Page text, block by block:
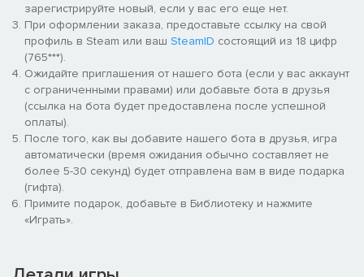
＊Game Features＊
Simple classic RPG
Easy gameplay without fighting
Watch the story of evil spirits
Includes some voice acting and sound effects
зарегистрируйте новый, если у вас его еще нет.
При оформлении заказа, предоставьте ссылку на свой
профиль в Steam или ваш SteamID состоящий из 18 цифр
(765***).
Ожидайте приглашения от нашего бота (если у вас аккаунт
с ограниченными правами) или добавьте бота в друзья
(ссылка на бота будет предоставлена после успешной
оплаты).
После того, как вы добавите нашего бота в друзья, игра
автоматически (время ожидания обычно составляет не
более 5-30 секунд) будет отправлена вам в виде подарка
(гифта).
Примите подарок, добавьте в Библиотеку и нажмите
«Играть».